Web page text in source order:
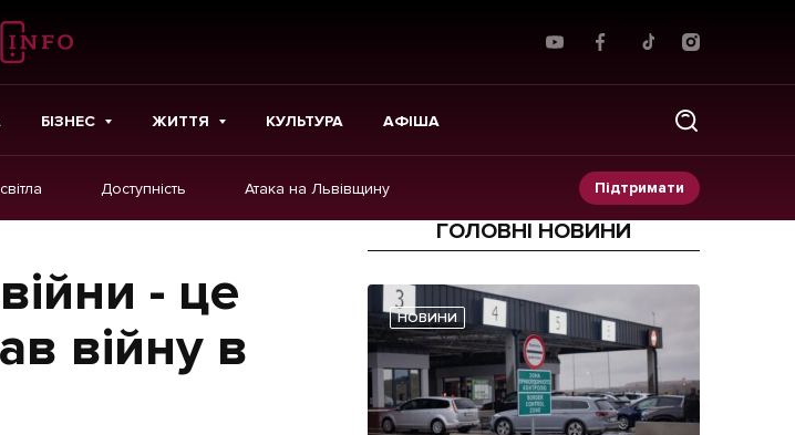
БІЗНЕС ЖИТТЯ КУЛЬТУРА АФІША
Доступність Атака на Львівщину Підтримати
Картки
Репортаж
Прес-релізи
Фото/Відео
Made in Lviv
- це
війну в
ГОЛОВНІ НОВИНИ
НОВИНИ